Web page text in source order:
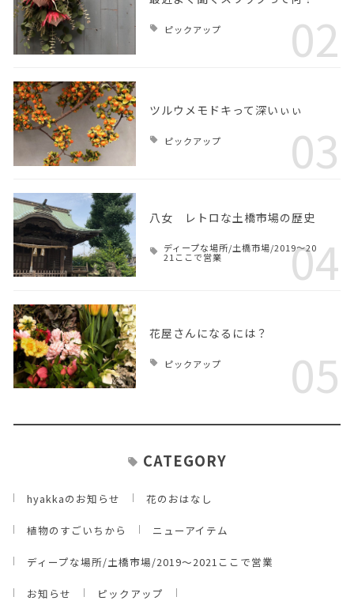
ピックアップ 02
ツルウメモドキって深いぃぃ
ピックアップ 03
八女 レトロな土橋市場の歴史
ディープな場所/土橋市場/2019～20
21ここで営業 04
花屋さんになるには？
ピックアップ 05
CATEGORY
hyakkaのお知らせ 花のおはなし
植物のすごいちから ニューアイテム
ディープな場所/土橋市場/2019～2021ここで営業
お知らせ ピックアップ